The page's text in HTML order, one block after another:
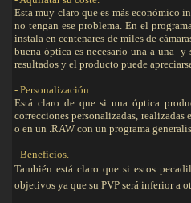
Esta muy claro que es más económico
no tengan ese problema. En el
instala en centenares de miles de
buena óptica es necesario una a una
resultados y el producto puede
- Personalización.
Está claro de que si una óptica
correcciones personalizadas,
o en un .RAW con un programa
- Beneficios.
También está claro que si estos
objetivos ya que su PVP será inferior a